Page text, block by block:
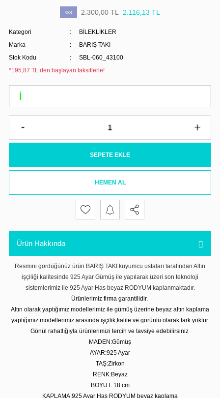
%8 2.300,00 TL 2.116,13 TL
Kategori
BİLEKLİKLER
Marka
BARIŞ TAKI
Stok Kodu
SBL-060_43100
*195,87 TL den başlayan taksitlerle!
SEPETE EKLE
HEMEN AL
Ürün Hakkında
Resmini gördüğünüz ürün BARIŞ TAKI kuyumcu ustaları tarafından Altın
işçiliği kalitesinde 925 Ayar Gümüş ile yapılarak üzeri son teknoloji
sistemlerimiz ile 925 Ayar Has beyaz RODYUM kaplanmaktadır.
Ürünlerimiz firma garantilidir.
Altın olarak yaptığımız modellerimiz ile gümüş üzerine beyaz altın kaplama
yaptığımız modellerimiz arasında işçilik,kalite ve görüntü olarak fark yoktur.
Gönül rahatlığıyla ürünlerimizi tercih ve tavsiye edebilirsiniz
MADEN:Gümüş
AYAR:925 Ayar
TAŞ:Zirkon
RENK:Beyaz
BOYUT: 18 cm
KAPLAMA:925 Ayar Has RODYUM beyaz kaplama